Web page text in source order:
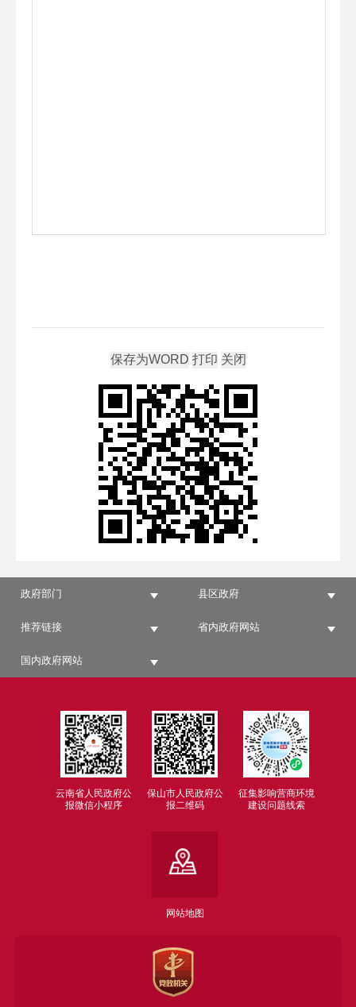
政府部门 县区政府
推荐链接 省内政府网站
国内政府网站
云南省人民政府公
报微信小程序
保山市人民政府公
报二维码
征集影响营商环境
建设问题线索
网站地图